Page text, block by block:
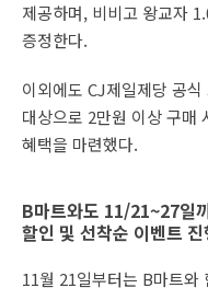
제공하며, 비비고 왕교자
증정한다.
이외에도 CJ제일제당 공
대상으로 2만원 이상 구매
혜택을 마련했다.
B마트와도 11/21~27일
할인 및 선착순 이벤트 진
11월 21일부터는 B마트와